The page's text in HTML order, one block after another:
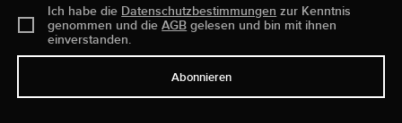
Ich habe die Datenschutzbestimmungen zur Kenntnis
genommen und dieAGB gelesen und bin mit ihnen
einverstanden.
Abonnieren